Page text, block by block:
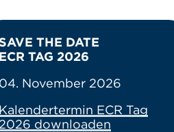
THE DATE
ECR TAG 2026
04. November 2026
Kalendertermin ECR Tag
2026 downloaden